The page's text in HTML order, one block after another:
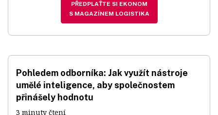
PŘEDPLAŤTE SI EKONOM
S MAGAZÍNEM LOGISTIKA
Pohledem odborníka: Jak využít nástroje
umělé inteligence, aby společnostem
přinášely hodnotu
3 minuty čtení